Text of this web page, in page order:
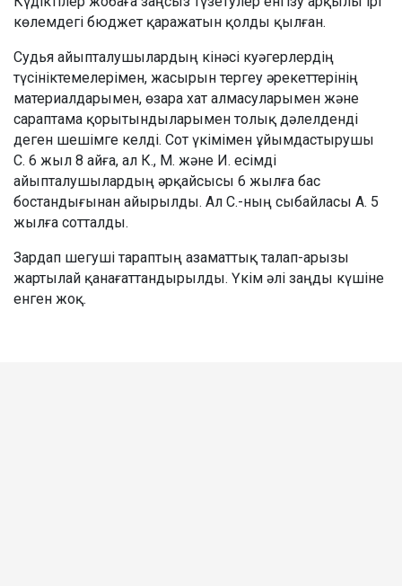
көлемдегі бюджет қаражатын қолды қылған.
Судья айыпталушылардың кінәсі куәгерлердің
түсініктемелерімен, жасырын тергеу әрекеттерінің
материалдарымен, өзара хат алмасуларымен және
сараптама қорытындыларымен толық дәлелденді
деген шешімге келді. Сот үкімімен ұйымдастырушы
С. 6 жыл 8 айға, ал К., М. және И. есімді
айыпталушылардың әрқайсысы 6 жылға бас
бостандығынан айырылды. Ал С.-ның сыбайласы А. 5
жылға сотталды.
Зардап шегуші тараптың азаматтық талап-арызы
жартылай қанағаттандырылды. Үкім әлі заңды күшіне
енген жоқ.